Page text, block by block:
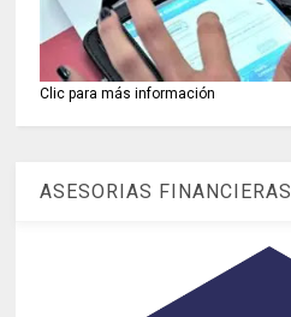
Clic para más información
ASESORIAS FINANCIERAS